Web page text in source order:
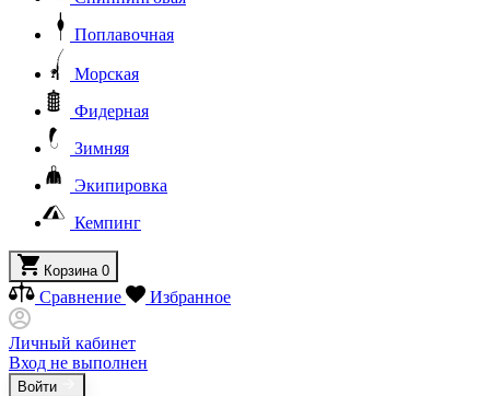
Поплавочная
Морская
Фидерная
Зимняя
Экипировка
Кемпинг
Корзина 0
Сравнение Избранное
Личный кабинет
Вход не выполнен
Войти